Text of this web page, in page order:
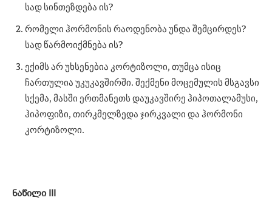
სად სინთეზდება ის?
რომელი ჰორმონის რაოდენობა უნდა შემცირდეს?
სად წარმოიქმნება ის?
ექიმს არ უხსენებია კორტიზოლი, თუმცა ისიც
ჩართულია უკუკავშირში. შექმენი მოცემულის მსგავსი
სქემა, მასში ერთმანეთს დაუკავშირე ჰიპოთალამუსი,
ჰიპოფიზი, თირკმელზედა ჯირკვალი და ჰორმონი
კორტიზოლი.
ნაწილი III